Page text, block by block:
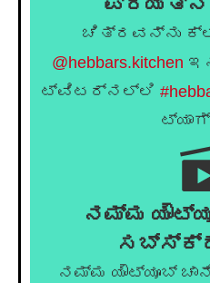
ಚಿತ್ರವನ್ನು
@hebbars.kitchen
ಟ್ವಿಟರ್‌ನಲ್ಲಿ
ನಮ್ಮ
ನಮ್ಮ ಯೌಟ್ಯೂಬ್